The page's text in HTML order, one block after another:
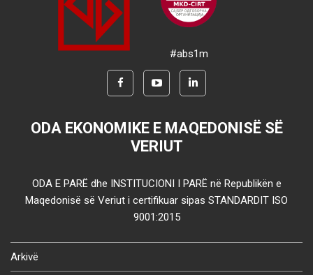
#abs1m
ODA EKONOMIKE E MAQEDONISË SË
VERIUT
ODA E PARË dhe INSTITUCIONI I PARË në Republikën e
Maqedonisë së Veriut i certifikuar sipas STANDARDIT ISO
9001:2015
Arkivë